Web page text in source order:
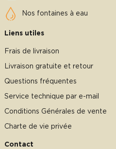
Nos fontaines à eau
Liens utiles
Frais de livraison
Livraison gratuite et retour
Questions fréquentes
Service technique par e-mail
Conditions Générales de vente
Charte de vie privée
Contact